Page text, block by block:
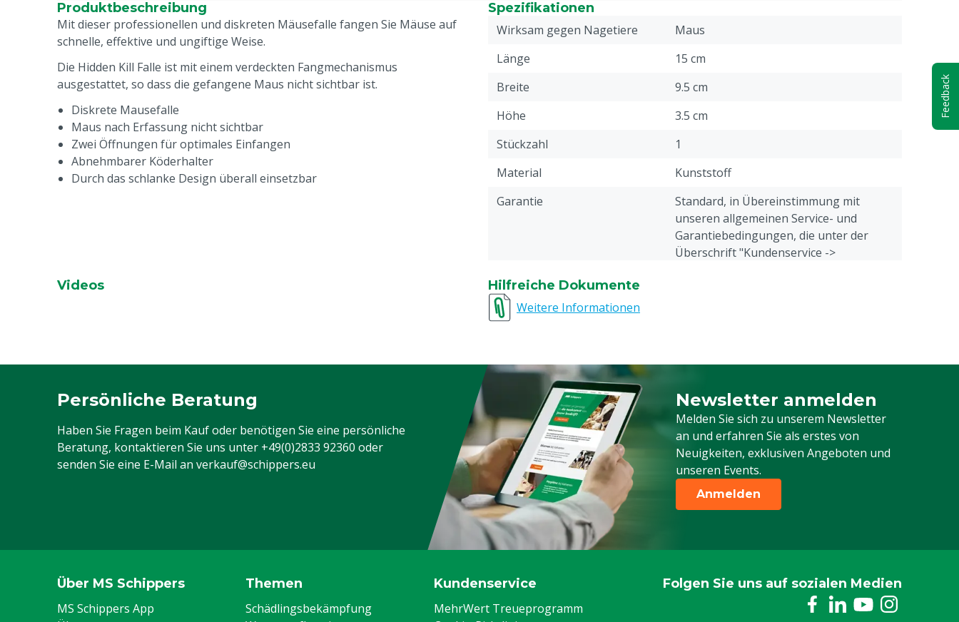
Produktbeschreibung
Mit dieser professionellen und diskreten Mäusefalle fangen Sie Mäuse auf
schnelle, effektive und ungiftige Weise.
Die Hidden Kill Falle ist mit einem verdeckten Fangmechanismus
ausgestattet, so dass die gefangene Maus nicht sichtbar ist.
Diskrete Mausefalle
Maus nach Erfassung nicht sichtbar
Zwei Öffnungen für optimales Einfangen
Abnehmbarer Köderhalter
Durch das schlanke Design überall einsetzbar
Spezifikationen
Wirksam gegen Nagetiere
Maus
Länge
15 cm
Breite
9.5 cm
Höhe
3.5 cm
Stückzahl
1
Material
Kunststoff
Garantie
Standard, in Übereinstimmung mit
unseren allgemeinen Service- und
Garantiebedingungen, die unter der
Überschrift "Kundenservice ->
Tierarten
Schädlingsbekämpfung
Klammer/Falle
Videos
Hilfreiche Dokumente
Weitere Informationen
Persönliche Beratung
Haben Sie Fragen beim Kauf oder benötigen Sie eine persönliche
Beratung, kontaktieren Sie uns unter +49(0)2833 92360 oder
senden Sie eine E-Mail an verkauf@schippers.eu
Newsletter anmelden
Melden Sie sich zu unserem Newsletter
an und erfahren Sie als erstes von
Neuigkeiten, exklusiven Angeboten und
unseren Events.
Melden Sie sich für unseren Newsletter
Anmelden
Über MS Schippers
MS Schippers App
Themen
Schädlingsbekämpfung
Kundenservice
MehrWert Treueprogramm
Folgen Sie uns auf sozialen Medien
Feedback